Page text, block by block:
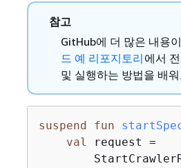
참고
GitHub에 더 많은 내용
드 예 리포지토리 에서
및 실행하는 방법을 배
suspend fun
val request =